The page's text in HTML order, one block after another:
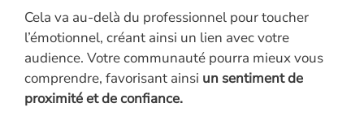
Cela va au-delà du professionnel pour toucher
l’émotionnel, créant ainsi un lien avec votre
audience. Votre communauté pourra mieux vous
comprendre, favorisant ainsi un sentiment de
proximité et de confiance.